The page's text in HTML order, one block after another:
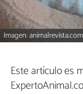
Imagen: animalrevista.com
Este artículo es